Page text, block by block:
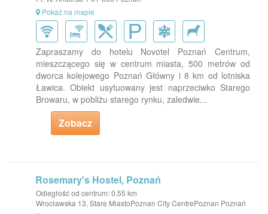
Pokaż na mapie
Zapraszamy do hotelu Novotel Poznań Centrum,
mieszczącego się w centrum miasta, 500 metrów od
dworca kolejowego Poznań Główny i 8 km od lotniska
Ławica. Obiekt usytuowany jest naprzeciwko Starego
Browaru, w pobliżu starego rynku, zaledwie...
Zobacz
Rosemary's Hostel, Poznań
Odległość od centrum: 0.55 km
Wrocławska 13, Stare MiastoPoznan City CentrePoznan Poznań